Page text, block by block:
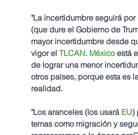
"La incertidumbre seguirá por
(que dure el Gobierno de
mayor incertidumbre desde
vigor el TLCAN. México está
de lograr una menor
otros países, porque esta es
realidad.
"Los aranceles (los usará EU)
temas como migración y